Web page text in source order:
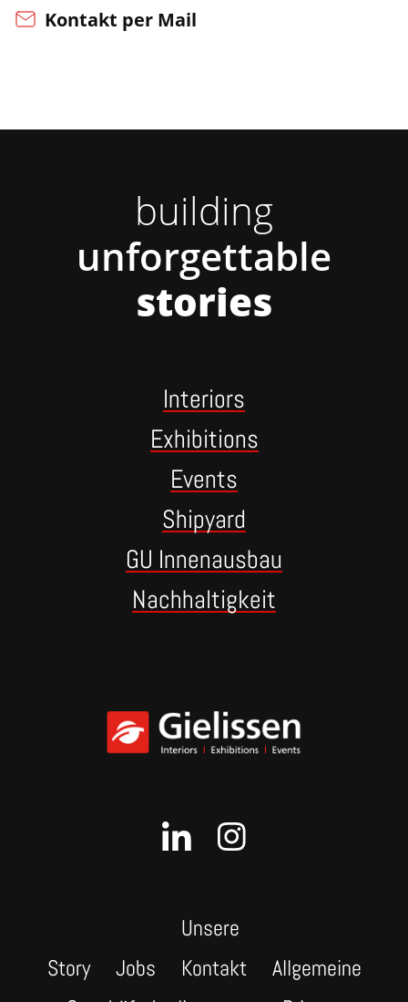
Kontakt per Mail
building
unforgettable
stories
Interiors
Exhibitions
Events
Shipyard
GU Innenausbau
Nachhaltigkeit
Unsere
Story
Jobs Kontakt
Allgemeine